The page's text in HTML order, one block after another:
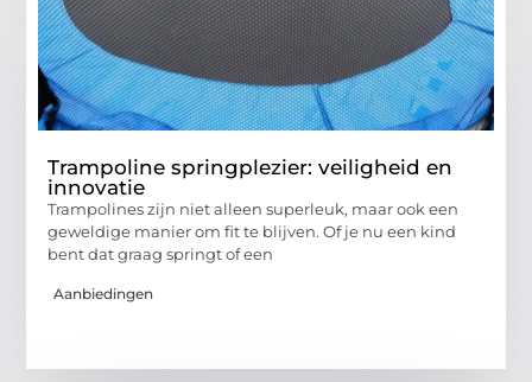
Trampoline springplezier: veiligheid en
innovatie
Trampolines zijn niet alleen superleuk, maar ook een
geweldige manier om fit te blijven. Of je nu een kind
bent dat graag springt of een
Aanbiedingen